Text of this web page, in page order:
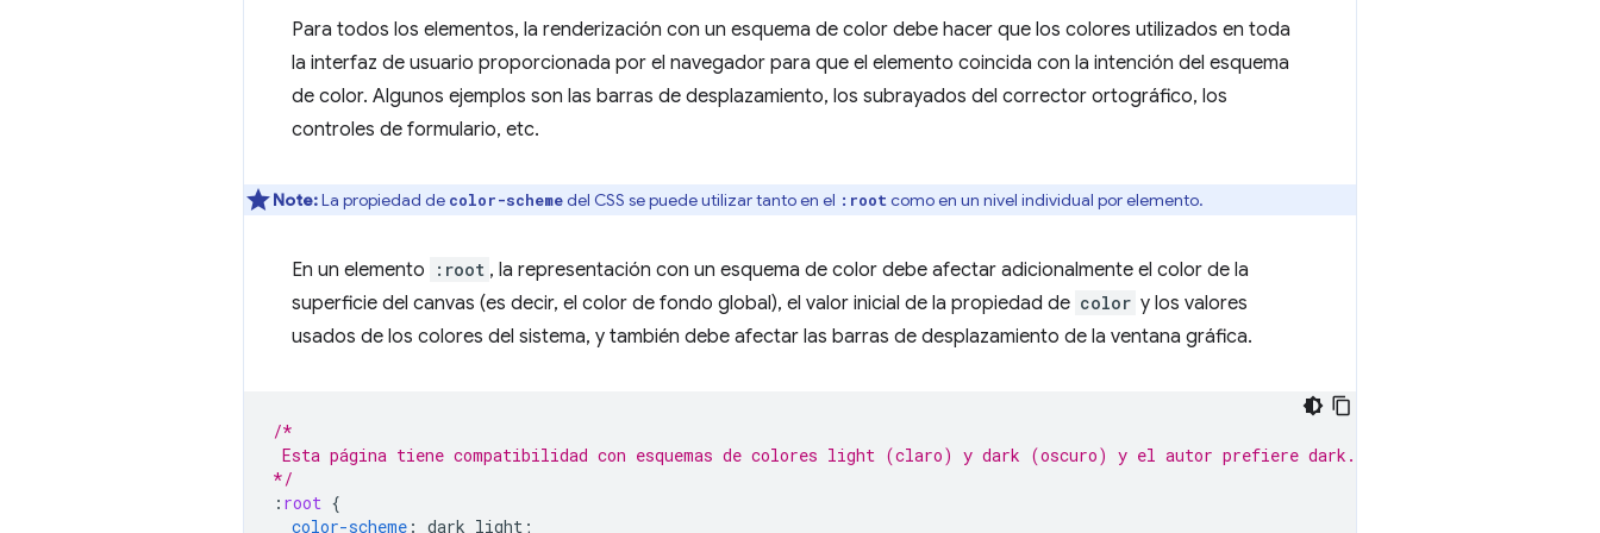
Para todos los elementos, la renderización con un esquema de color debe hacer que los colores utilizados en toda
la interfaz de usuario proporcionada por el navegador para que el elemento coincida con la intención del esquema
de color. Algunos ejemplos son las barras de desplazamiento, los subrayados del corrector ortográfico, los
controles de formulario, etc.
Note:La propiedad de color-schemedel CSS se puede utilizar tanto en el :root como en un nivel individual por elemento.
En un elemento :root , la representación con un esquema de color debe afectar adicionalmente el color de la
superficie del canvas (es decir, el color de fondo global), el valor inicial de la propiedad de color y los valores
usados de los colores del sistema, y también debe afectar las barras de desplazamiento de la ventana gráfica.
/*
Esta página tiene compatibilidad con esquemas de colores light (claro) y dark (oscuro) y el autor prefiere dark.
*/
: root {
color-scheme : dark light ;